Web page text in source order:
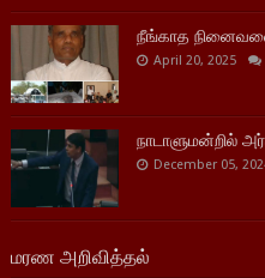
நீங்காத
April 20, 2025
நாடாளுமன்றில்
December 05,
மரண அறிவித்தல்